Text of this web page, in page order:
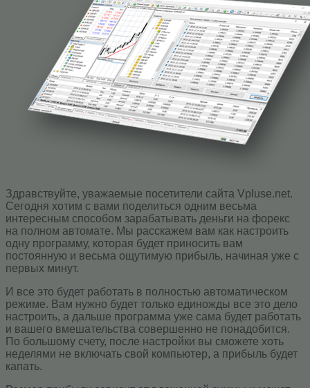
Здравствуйте, уважаемые посетители сайта Vpluse.net.
Сегодня хотим с вами поделиться одним весьма
интересным способом зарабатывать деньги на форекс
на полном автомате. Мы расскажем вам как настроить
одну программу, которая будет приносить вам
постоянную и весьма ощутимую прибыль, начиная уже с
первых минут.
И все это будет работать в полностью автоматическом
режиме. Вам нужно будет только единожды все это дело
настроить, а дальше программа уже сама будет работать
и вашего вмешательства совершенно не понадобится.
По большому счету, после настройки вы сможете хоть
неделями не включать свой компьютер, а прибыль будет
капать.